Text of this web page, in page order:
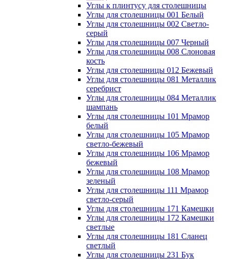
Углы к плинтусу для столешницы
Углы для столешницы 001 Белый
Углы для столешницы 002 Светло-
серый
Углы для столешницы 007 Черный
Углы для столешницы 008 Слоновая
кость
Углы для столешницы 012 Бежевый
Углы для столешницы 081 Металлик
серебрист
Углы для столешницы 084 Металлик
шампань
Углы для столешницы 101 Мрамор
белый
Углы для столешницы 105 Мрамор
светло-бежевый
Углы для столешницы 106 Мрамор
бежевый
Углы для столешницы 108 Мрамор
зеленый
Углы для столешницы 111 Мрамор
светло-серый
Углы для столешницы 171 Камешки
Углы для столешницы 172 Камешки
светлые
Углы для столешницы 181 Сланец
светлый
Углы для столешницы 231 Бук